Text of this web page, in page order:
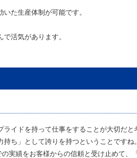
た生産体制が可能です。
活気があります。
イドを持って仕事をすることが大切だと
ち」として誇りを持つということですね
実績をお客様からの信頼と受け止めて、